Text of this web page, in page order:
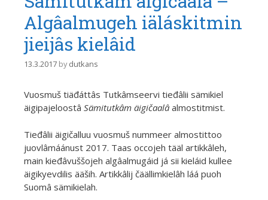
Algâalmugeh iäláskitmin
jieijâs kielâid
13.3.2017 bydutkans
Vuosmuš tiäđáttâs Tutkâmseervi tieđâlii sämikiel
äigipajeloostâ Sämitutkâm äigičaalâ almostitmist.
Tieđâlii äigičalluu vuosmuš nummeer almostittoo
juovlâmáánust 2017. Taas occojeh tääl artikkâleh,
main kieđâvuššojeh algâalmugáid já sii kieláid kullee
äigikyevdilis ääših. Artikkâlij čäällimkielâh láá puoh
Suomâ sämikielah.